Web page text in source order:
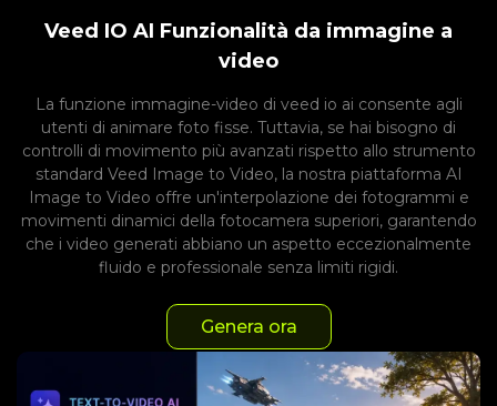
Veed IO AI Funzionalità da immagine a
video
La funzione immagine-video di veed io ai consente agli
utenti di animare foto fisse. Tuttavia, se hai bisogno di
controlli di movimento più avanzati rispetto allo strumento
standard Veed Image to Video, la nostra piattaforma AI
Image to Video offre un'interpolazione dei fotogrammi e
movimenti dinamici della fotocamera superiori, garantendo
che i video generati abbiano un aspetto eccezionalmente
fluido e professionale senza limiti rigidi.
Genera ora